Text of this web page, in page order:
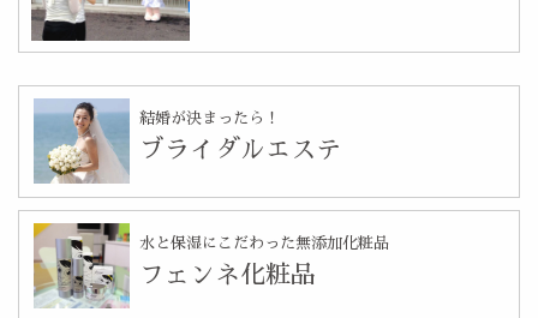
結婚が決まったら！
ブライダルエステ
水と保湿にこだわった無添加化粧品
フェンネ化粧品